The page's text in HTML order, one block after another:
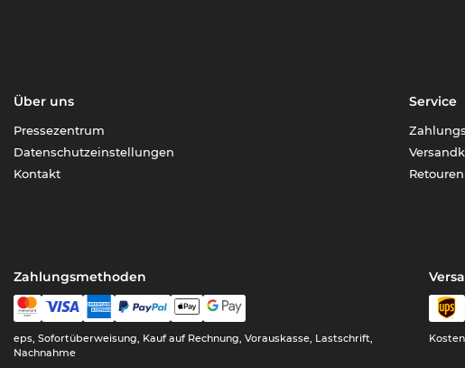
Über uns
Pressezentrum
Datenschutzeinstellungen
Kontakt
Service
Zahlungsmethoden
eps, Sofortüberweisung, Kauf auf Rechnung, Vorauskasse, Lastschrift,
Nachnahme